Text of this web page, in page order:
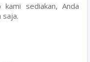
sediakan, Anda
saja.